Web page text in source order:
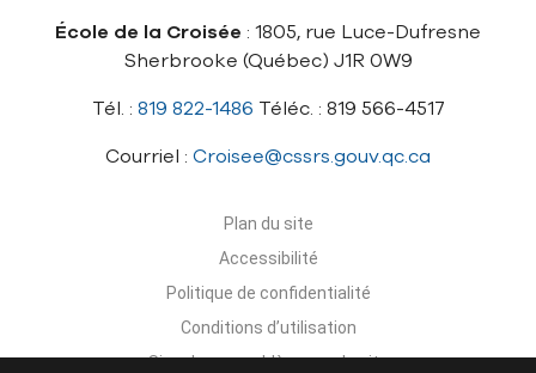
École de la Croisée : 1805, rue Luce-Dufresne
Sherbrooke (Québec) J1R 0W9
Tél. : 819 822-1486 Téléc. : 819 566-4517
Courriel : Croisee@cssrs.gouv.qc.ca
Plan du site
Accessibilité
Politique de confidentialité
Conditions d’utilisation
Signaler un problème sur le site